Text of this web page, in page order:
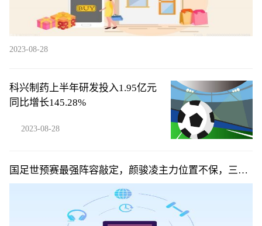
2023-08-28
科兴制药上半年研发投入1.95亿元
同比增长145.28%
2023-08-28
国足世预赛最强阵容敲定，颜骏凌主力位置不保，三位
归化球员发挥关键作用